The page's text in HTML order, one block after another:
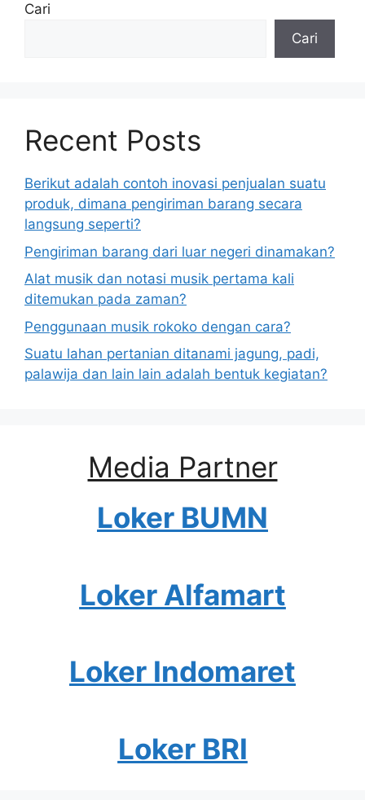
Cari
Cari
Recent Posts
Berikut adalah contoh inovasi penjualan suatu
produk, dimana pengiriman barang secara
langsung seperti?
Pengiriman barang dari luar negeri dinamakan?
Alat musik dan notasi musik pertama kali
ditemukan pada zaman?
Penggunaan musik rokoko dengan cara?
Suatu lahan pertanian ditanami jagung, padi,
palawija dan lain lain adalah bentuk kegiatan?
Media Partner
Loker BUMN
Loker Alfamart
Loker Indomaret
Loker BRI